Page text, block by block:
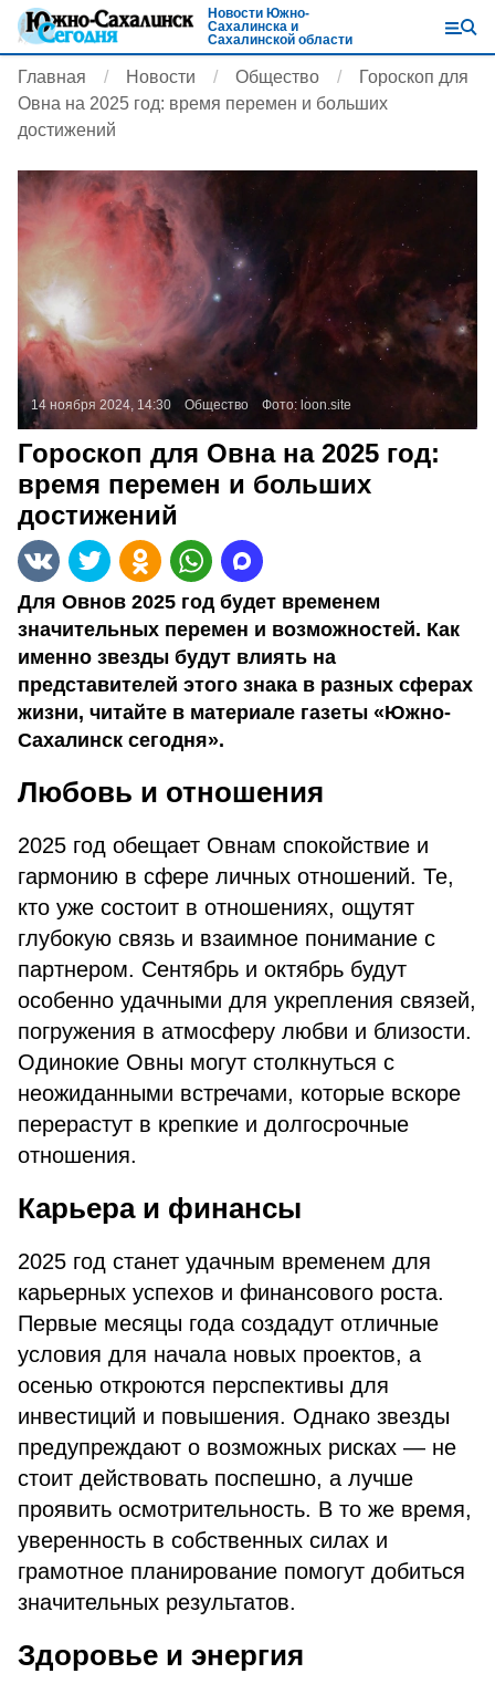
Новости Южно-
Сахалинска и
Сахалинской области
Главная Новости Общество
Гороскоп для
Овна на 2025 год: время перемен и больших
достижений
14 ноября 2024, 14:30 Общество Фото: loon.site
Гороскоп для Овна на 2025 год:
время перемен и больших
достижений
Для Овнов 2025 год будет временем
значительных перемен и возможностей. Как
именно звезды будут влиять на
представителей этого знака в разных сферах
жизни, читайте в материале газеты «Южно-
Сахалинск сегодня».
Любовь и отношения
2025 год обещает Овнам спокойствие и
гармонию в сфере личных отношений. Те,
кто уже состоит в отношениях, ощутят
глубокую связь и взаимное понимание с
партнером. Сентябрь и октябрь будут
особенно удачными для укрепления связей,
погружения в атмосферу любви и близости.
Одинокие Овны могут столкнуться с
неожиданными встречами, которые вскоре
перерастут в крепкие и долгосрочные
отношения.
Карьера и финансы
2025 год станет удачным временем для
карьерных успехов и финансового роста.
Первые месяцы года создадут отличные
условия для начала новых проектов, а
осенью откроются перспективы для
инвестиций и повышения. Однако звезды
предупреждают о возможных рисках — не
стоит действовать поспешно, а лучше
проявить осмотрительность. В то же время,
уверенность в собственных силах и
грамотное планирование помогут добиться
значительных результатов.
Здоровье и энергия